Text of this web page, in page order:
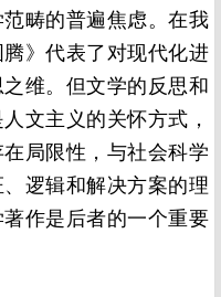
畴的普遍焦虑。在我
》代表了对现代化进
维。但文学的反思和
文主义的关怀方式，
局限性，与社会科学
逻辑和解决方案的理
作是后者的一个重要